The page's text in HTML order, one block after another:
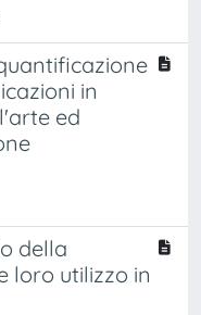
in
ed
della
loro utilizzo in